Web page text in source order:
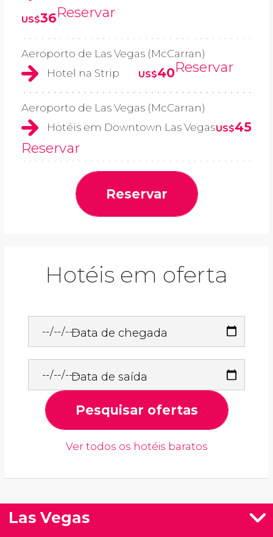
US$36Reservar
Aeroporto de Las Vegas (McCarran)
Hotel na Strip
US$40Reservar
Aeroporto de Las Vegas (McCarran)
Hotéis em Downtown Las VegasUS$45
Reservar
Reservar
Hotéis em oferta
Data de chegada
Data de saída
Pesquisar ofertas
Ver todos os hotéis baratos
Las Vegas